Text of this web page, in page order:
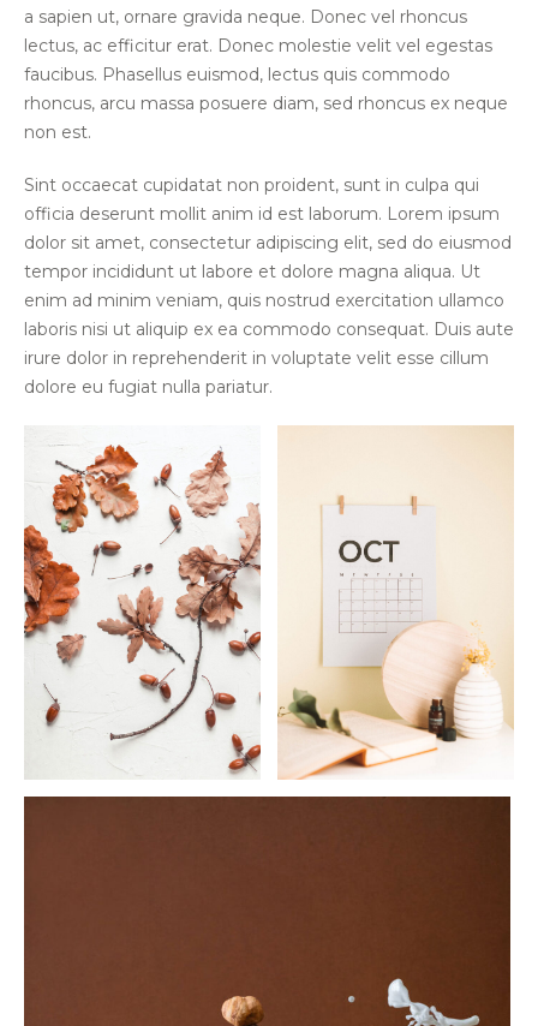
a sapien ut, ornare gravida neque. Donec vel rhoncus
lectus, ac efficitur erat. Donec molestie velit vel egestas
faucibus. Phasellus euismod, lectus quis commodo
rhoncus, arcu massa posuere diam, sed rhoncus ex neque
non est.
Sint occaecat cupidatat non proident, sunt in culpa qui
officia deserunt mollit anim id est laborum. Lorem ipsum
dolor sit amet, consectetur adipiscing elit, sed do eiusmod
tempor incididunt ut labore et dolore magna aliqua. Ut
enim ad minim veniam, quis nostrud exercitation ullamco
laboris nisi ut aliquip ex ea commodo consequat. Duis aute
irure dolor in reprehenderit in voluptate velit esse cillum
dolore eu fugiat nulla pariatur.